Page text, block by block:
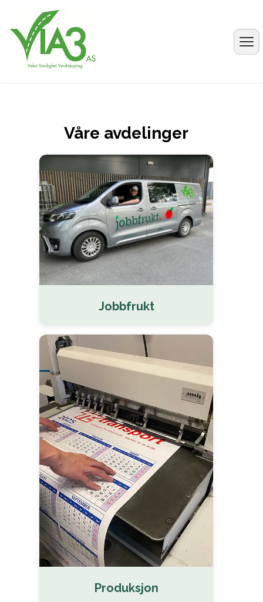
Våre avdelinger
Jobbfrukt
Produksjon